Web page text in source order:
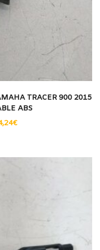
TRACER 900 2015
ABS
€